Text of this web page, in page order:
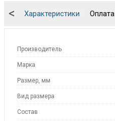
Характеристики Оплата
<
Производитель
Марка
Размер, мм
Вид размера
Состав